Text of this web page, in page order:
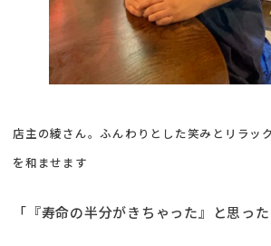
店主の綾さん。ふんわりとした笑みとリラッ
を和ませます
「『寿命の半分がきちゃった』と思った